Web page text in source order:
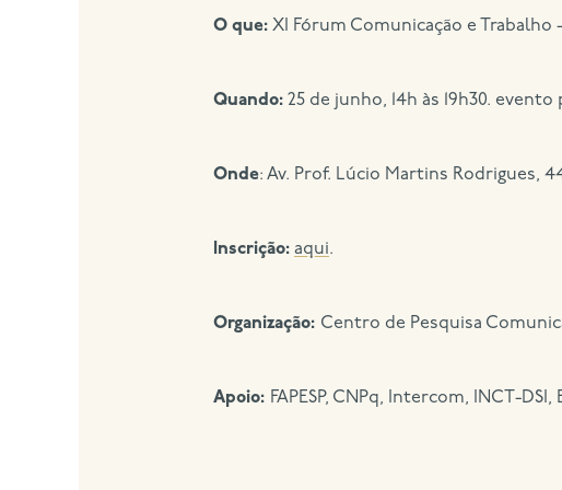
O que:XI Fórum Comunicação e
Quando:25 de junho, 14h às 19h30. evento
Onde: Av. Prof. Lúcio Martins Rodrigues,
Inscrição: aqui.
Organização: Centro de Pesquisa
Apoio: FAPESP, CNPq, Intercom, INCT-DSI,